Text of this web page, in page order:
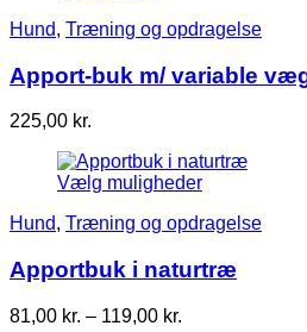
Hund, Træning og opdragelse
Apport-buk m/ variable
225,00 kr.
Vælg muligheder
Hund, Træning og opdragelse
Apportbuk i naturtræ
81,00 kr. – 119,00 kr.